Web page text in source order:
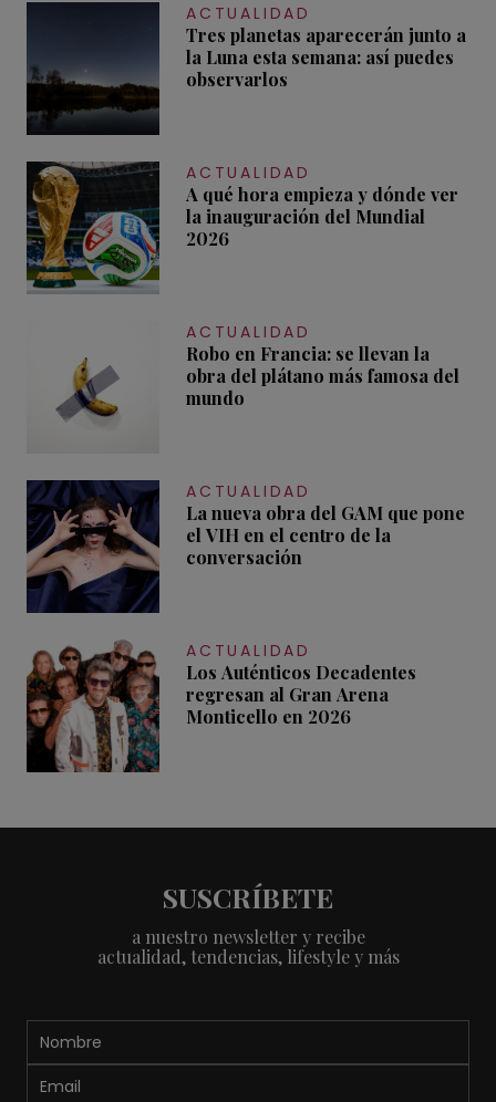
ACTUALIDAD
Tres planetas aparecerán junto a
la Luna esta semana: así puedes
observarlos
ACTUALIDAD
A qué hora empieza y dónde ver
la inauguración del Mundial
2026
ACTUALIDAD
Robo en Francia: se llevan la
obra del plátano más famosa del
mundo
ACTUALIDAD
La nueva obra del GAM que pone
el VIH en el centro de la
conversación
ACTUALIDAD
Los Auténticos Decadentes
regresan al Gran Arena
Monticello en 2026
SUSCRÍBETE
a nuestro newsletter y recibe
actualidad, tendencias, lifestyle y más